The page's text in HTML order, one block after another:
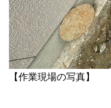
【作業現場の写真】